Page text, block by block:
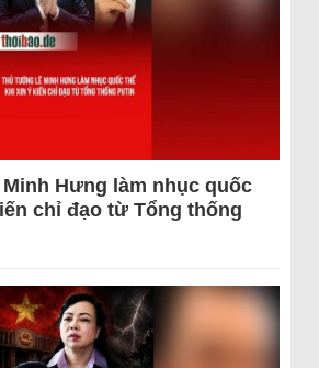
Hưng làm nhục quốc
chỉ đạo từ Tổng thống